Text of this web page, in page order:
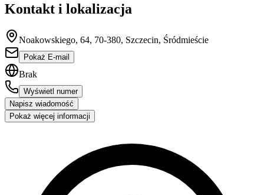
Kontakt i lokalizacja
Noakowskiego, 64, 70-380, Szczecin, Śródmieście
Pokaż E-mail
Brak
Wyświetl numer
Napisz wiadomość
Pokaż więcej informacji